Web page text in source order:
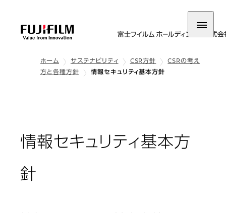
ホーム サステナビリティ CSR方針
CSRの考え
方と各種方針
情報セキュリティ基本方針
情報セキュリティ基本方
針